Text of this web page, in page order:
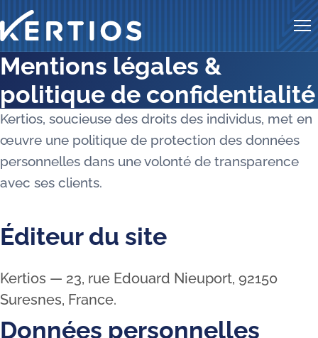
Mentions légales &
politique de confidentialité
Kertios, soucieuse des droits des individus, met en
œuvre une politique de protection des données
personnelles dans une volonté de transparence
avec ses clients.
Éditeur du site
Kertios — 23, rue Edouard Nieuport, 92150
Suresnes, France.
Données personnelles